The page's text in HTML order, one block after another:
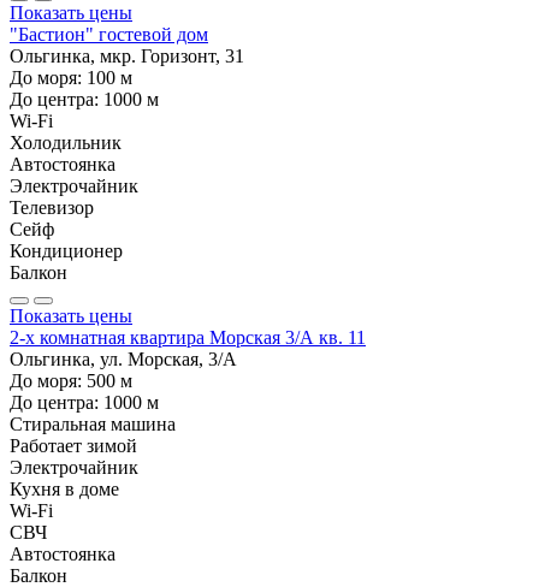
Показать цены
"Бастион" гостевой дом
Ольгинка, мкр. Горизонт, 31
До моря: 100 м
До центра: 1000 м
Wi-Fi
Холодильник
Автостоянка
Электрочайник
Телевизор
Сейф
Кондиционер
Балкон
Показать цены
2-х комнатная квартира Морская 3/А кв. 11
Ольгинка, ул. Морская, 3/А
До моря: 500 м
До центра: 1000 м
Стиральная машина
Работает зимой
Электрочайник
Кухня в доме
Wi-Fi
СВЧ
Автостоянка
Балкон